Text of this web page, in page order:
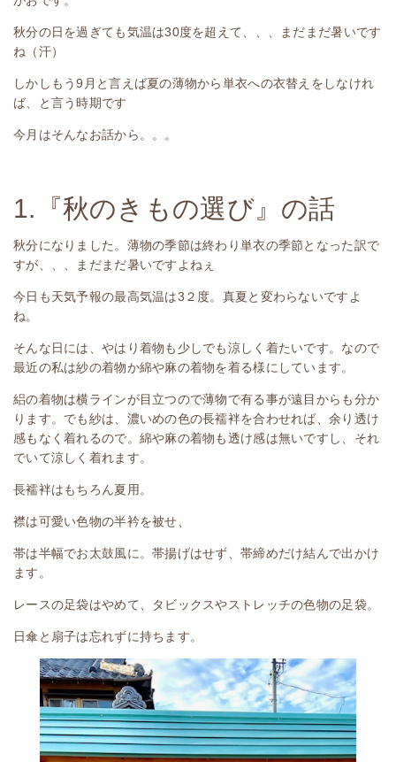
秋分の日を過ぎても気温は30度を超えて、、、まだまだ暑いです
ね（汗）
しかしもう9月と言えば夏の薄物から単衣への衣替えをしなけれ
ば、と言う時期です
今月はそんなお話から。。。
1.『秋のきもの選び』の話
秋分になりました。薄物の季節は終わり単衣の季節となった訳で
すが、、、まだまだ暑いですよねぇ
今日も天気予報の最高気温は3２度。真夏と変わらないですよ
ね。
そんな日には、やはり着物も少しでも涼しく着たいです。なので
最近の私は紗の着物か綿や麻の着物を着る様にしています。
絽の着物は横ラインが目立つので薄物で有る事が遠目からも分か
ります。でも紗は、濃いめの色の長襦袢を合わせれば、余り透け
感もなく着れるので。綿や麻の着物も透け感は無いですし、それ
でいて涼しく着れます。
長襦袢はもちろん夏用。
襟は可愛い色物の半衿を被せ、
帯は半幅でお太鼓風に。帯揚げはせず、帯締めだけ結んで出かけ
ます。
レースの足袋はやめて、タビックスやストレッチの色物の足袋。
日傘と扇子は忘れずに持ちます。